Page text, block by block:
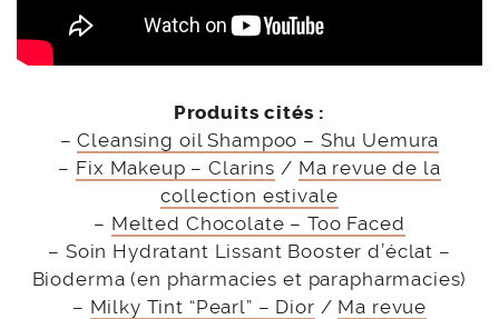
Produits cités :
–Cleansing oil Shampoo – Shu Uemura
– Fix Makeup – Clarins / Ma revue de la
collection estivale
– Melted Chocolate – Too Faced
– Soin Hydratant Lissant Booster d’éclat –
Bioderma (en pharmacies et parapharmacies)
– Milky Tint “Pearl” – Dior / Ma revue